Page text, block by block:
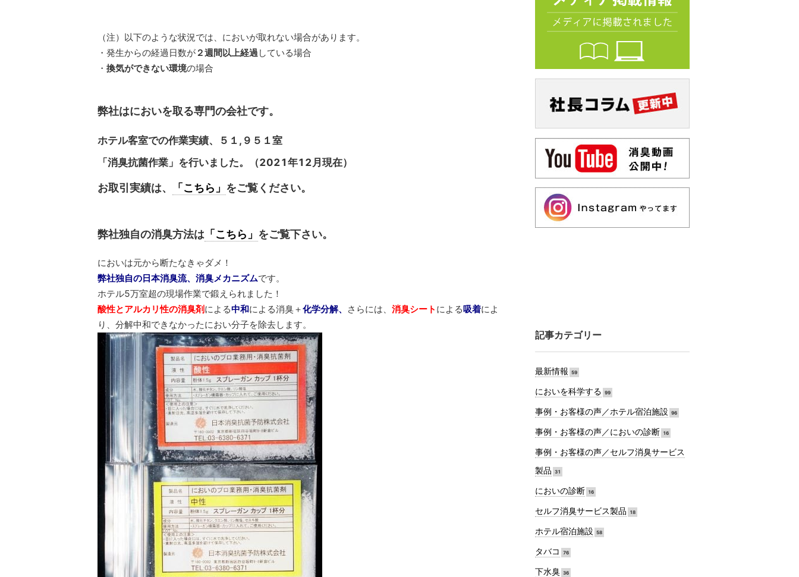
（注）以下のような状況では、においが取れない場合があります。
・発生からの経過日数が２週間以上経過している場合
・ 換気ができない環境の場合
弊社はにおいを取る専門の会社です。
ホテル客室での作業実績、５１,９５１室
「消臭抗菌作業」を行いました。（2021年12月現在）
お取引実績は、 「こちら」 をご覧ください。
弊社独自の消臭方法は 「こちら」 をご覧下さい。
においは元から断たなきゃダメ！
弊社独自の日本消臭流、消臭メカニズムです。
ホテル5万室超の現場作業で鍛えられました！
酸性とアルカリ性の消臭剤による中和による消臭＋化学分解、 さらには、 消臭シート による吸着によ
り、分解中和できなかったにおい分子を除去します。
記事カテゴリー
最新情報 59
においを科学する 99
事例・お客様の声／ホテル宿泊施設 96
事例・お客様の声／においの診断 16
事例・お客様の声／セルフ消臭サービス
製品 31
においの診断 16
セルフ消臭サービス製品 18
ホテル宿泊施設 58
タバコ 76
下水臭 36